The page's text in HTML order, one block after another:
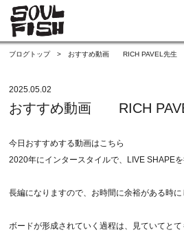
ブログトップ > おすすめ動画 RICH PAVEL先生
2025.05.02
おすすめ動画 RICH
今日おすすめする動画はこちら
2020年にインタースタイルで、LIVE SHAPE
長編になりますので、お時間に余裕がある時に
ボードが形成されていく過程は、見ていてとて